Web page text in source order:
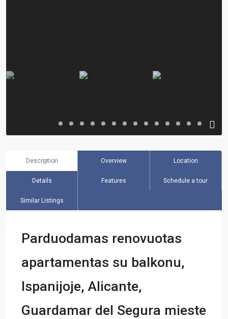
Description Overview Location
Details Features Schedule a tour
Similar Listings
Parduodamas renovuotas
apartamentas su balkonu,
Ispanijoje, Alicante,
Guardamar del Segura mieste